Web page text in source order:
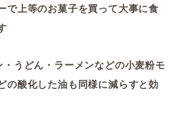
で上等のお菓子を買って大事に食
うどん・ラーメンなどの小麦粉モ
の酸化した油も同様に減らすと効